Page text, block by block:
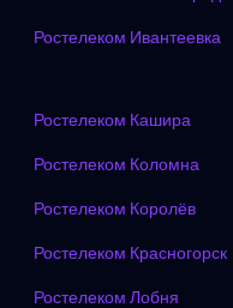
Ростелеком Ивантеевка
Ростелеком Кашира
Ростелеком Коломна
Ростелеком Королёв
Ростелеком Красногорск
Ростелеком Лобня